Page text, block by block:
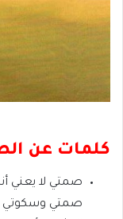
كلمات عن
صمتي لا يعني
صمتي وسكوتي